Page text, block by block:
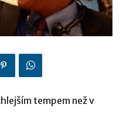
tempem než v